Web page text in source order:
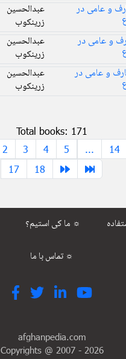
عارف و عامی در
عبدالحسین
زرینکوب
عارف و عامی در
عبدالحسین
زرینکوب
عارف و عامی در
عبدالحسین
زرینکوب
Total books: 171
2 3 4 5 ... 14
17
18
ما کی استیم؟ ☼
تماس با ما ☼
afghanpedia.com
Copyrights @ 2007 - 2026